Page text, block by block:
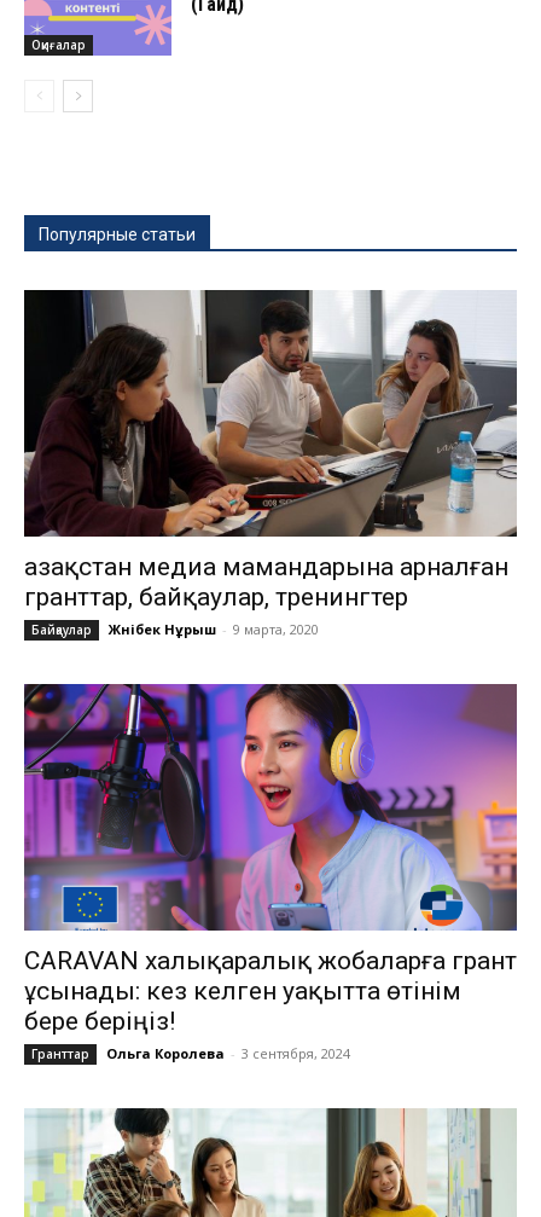
Оқиғалар
Популярные статьи
Қазақстан медиа мамандарына арналған
гранттар, байқаулар, тренингтер
Байқаулар Жәнібек Нұрыш - 9 марта, 2020
CARAVAN халықаралық жобаларға грант
ұсынады: кез келген уақытта өтінім
бере беріңіз!
Гранттар Ольга Королева - 3 сентября, 2024